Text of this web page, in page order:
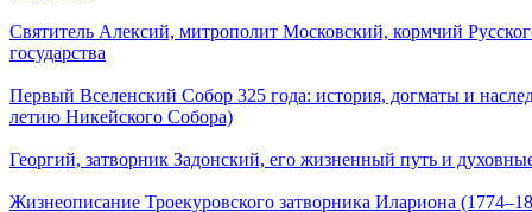
Святитель Алексий, митрополит Московский, кормчий
государства
Первый Вселенский Собор 325 года: история, догматы и
летию Никейского Собора)
Георгий, затворник Задонский, его жизненный путь и
Жизнеописание Троекуровского затворника Илариона